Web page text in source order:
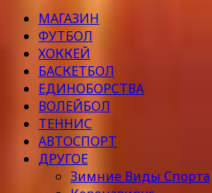
МАГАЗИН
ФУТБОЛ
ХОККЕЙ
БАСКЕТБОЛ
ЕДИНОБОРСТВА
ВОЛЕЙБОЛ
ТЕННИС
АВТОСПОРТ
ДРУГОЕ
Зимние Виды Спорта